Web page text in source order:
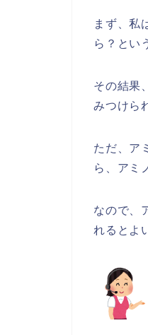
まず、私
ら？とい
その結果
みつけら
ただ、ア
ら、アミ
なので、
れるとよ